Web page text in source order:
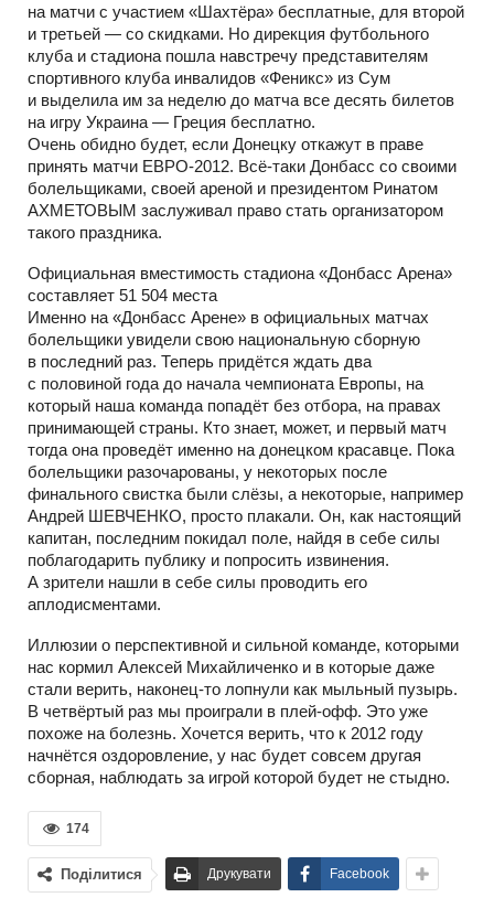
на матчи с участием «Шахтёра» бесплатные, для второй
и третьей — со скидками. Но дирекция футбольного
клуба и стадиона пошла навстречу представителям
спортивного клуба инвалидов «Феникс» из Сум
и выделила им за неделю до матча все десять билетов
на игру Украина — Греция бесплатно.
Очень обидно будет, если Донецку откажут в праве
принять матчи ЕВРО-2012. Всё-таки Донбасс со своими
болельщиками, своей ареной и президентом Ринатом
АХМЕТОВЫМ заслуживал право стать организатором
такого праздника.
Официальная вместимость стадиона «Донбасс Арена»
составляет 51 504 места
Именно на «Донбасс Арене» в официальных матчах
болельщики увидели свою национальную сборную
в последний раз. Теперь придётся ждать два
с половиной года до начала чемпионата Европы, на
который наша команда попадёт без отбора, на правах
принимающей страны. Кто знает, может, и первый матч
тогда она проведёт именно на донецком красавце. Пока
болельщики разочарованы, у некоторых после
финального свистка были слёзы, а некоторые, например
Андрей ШЕВЧЕНКО, просто плакали. Он, как настоящий
капитан, последним покидал поле, найдя в себе силы
поблагодарить публику и попросить извинения.
А зрители нашли в себе силы проводить его
аплодисментами.
Иллюзии о перспективной и сильной команде, которыми
нас кормил Алексей Михайличенко и в которые даже
стали верить, наконец-то лопнули как мыльный пузырь.
В четвёртый раз мы проиграли в плей-офф. Это уже
похоже на болезнь. Хочется верить, что к 2012 году
начнётся оздоровление, у нас будет совсем другая
сборная, наблюдать за игрой которой будет не стыдно.
174
Поділитися Друкувати Facebook